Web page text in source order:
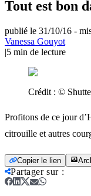
Tout est bon
publié le 31/10/16 -
Vanessa Gouyot
|5 min de lecture
Crédit : ©
Profitons de ce jour
citrouille et autres
Copier le lien
Partager sur: